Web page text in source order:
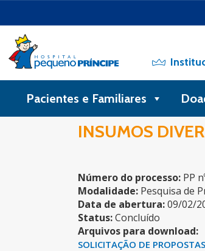
Pacientes e Familiares
INSUMOS
Número do processo: PP
Modalidade: Pesquisa de
Data de abertura:09/02/
Status:Concluído
Arquivos para download:
SOLICITAÇÃO DE PROPOSTAS